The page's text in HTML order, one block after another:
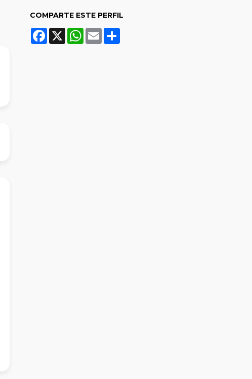
COMPARTE ESTE PERFIL
Facebook
X WhatsApp
EmailShare